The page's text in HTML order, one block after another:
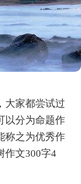
大家都尝试过
以分为命题作
称之为优秀作
作文300字4